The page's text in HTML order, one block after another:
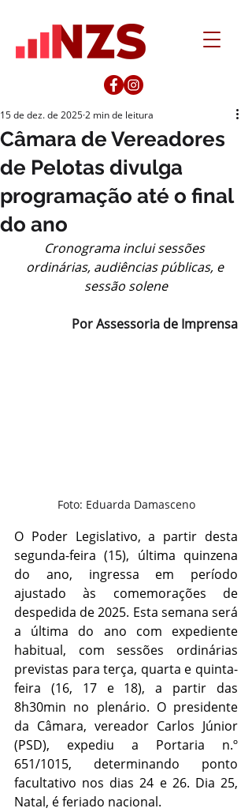
Câmara de Vereadores
de Pelotas divulga
programação até o final
do ano
15 de dez. de 20252 min de leitura
Cronograma inclui sessões
ordinárias, audiências públicas, e
sessão solene
Por Assessoria de Imprensa
Foto: Eduarda Damasceno
O Poder Legislativo, a partir desta
segunda-feira (15), última quinzena
do ano, ingressa em período
ajustado às comemorações de
despedida de 2025. Esta semana será
a última do ano com expediente
habitual, com sessões ordinárias
previstas para terça, quarta e quinta-
feira (16, 17 e 18), a partir das
8h30min no plenário. O presidente
da Câmara, vereador Carlos Júnior
(PSD), expediu a Portaria n.º
651/1015, determinando ponto
facultativo nos dias 24 e 26. Dia 25,
Natal, é feriado nacional.